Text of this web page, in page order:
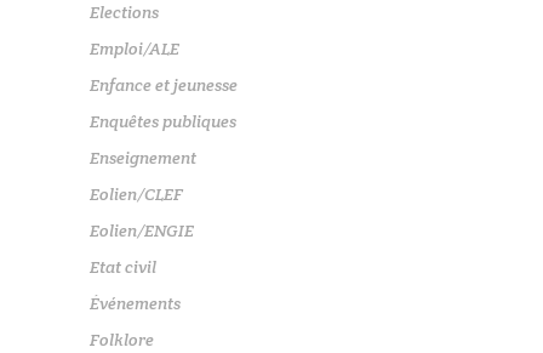
Elections
Emploi/ALE
Enfance et jeunesse
Enquêtes publiques
Enseignement
Eolien/CLEF
Eolien/ENGIE
Etat civil
Événements
Folklore